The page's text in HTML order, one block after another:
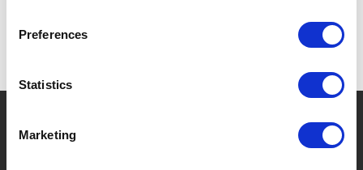
Preferences
Statistics
Marketing